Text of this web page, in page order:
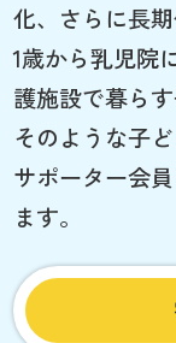
化、さらに長
1歳から乳児院
護施設で暮ら
そのような子
サポーター会
ます。